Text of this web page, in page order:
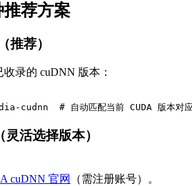
荐方案​​
推荐）​​
录的 cuDNN 版本：
# 自动匹配当前 CUDA 版本对应
活选择版本）​​
cuDNN 官网
（需注册账号）。